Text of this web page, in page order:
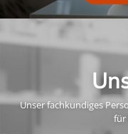
Unser fachkundiges
für